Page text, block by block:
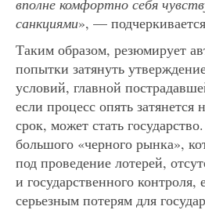
санкциями», —
Таким образом, резюмирует
попытки затянуть
условий, главной
если процесс опять
срок, может стать
большого «черного рынка»,
под проведение лотерей,
и государственного
серьезным потерям для